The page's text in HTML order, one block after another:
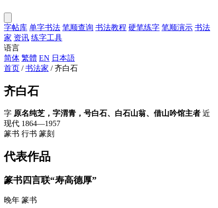
字帖库 单字书法 笔顺查询 书法教程 硬笔练字 笔顺演示 书法
家 资讯 练字工具
语言
简体 繁體 EN 日本語
首页 / 书法家 / 齐白石
齐白石
字 原名纯芝，字渭青，号白石、白石山翁、借山吟馆主者 近
现代 1864—1957
篆书 行书 篆刻
代表作品
篆书四言联“寿高德厚”
晚年 篆书